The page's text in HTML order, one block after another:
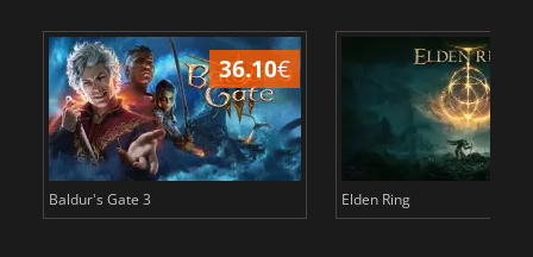
36.10€
Baldur's Gate 3 Elden Ring